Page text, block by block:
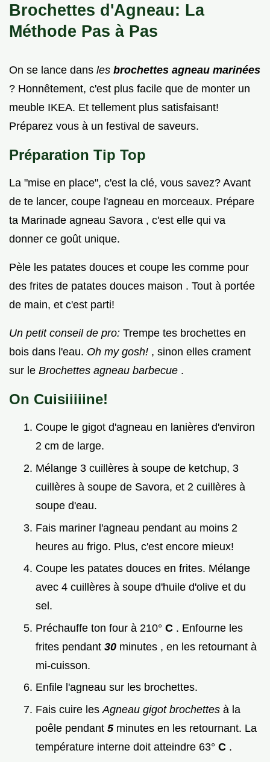
Brochettes d'Agneau: La
Méthode Pas à Pas
On se lance dans les brochettes agneau marinées
? Honnêtement, c'est plus facile que de monter un
meuble IKEA. Et tellement plus satisfaisant!
Préparez vous à un festival de saveurs.
Préparation Tip Top
La "mise en place", c'est la clé, vous savez? Avant
de te lancer, coupe l'agneau en morceaux. Prépare
ta Marinade agneau Savora , c'est elle qui va
donner ce goût unique.
Pèle les patates douces et coupe les comme pour
des frites de patates douces maison . Tout à portée
de main, et c'est parti!
Un petit conseil de pro: Trempe tes brochettes en
bois dans l'eau. Oh my gosh! , sinon elles crament
sur le Brochettes agneau barbecue .
On Cuisiiiiine!
Coupe le gigot d'agneau en lanières d'environ
2 cm de large.
Mélange 3 cuillères à soupe de ketchup, 3
cuillères à soupe de Savora, et 2 cuillères à
soupe d'eau.
Fais mariner l'agneau pendant au moins 2
heures au frigo. Plus, c'est encore mieux!
Coupe les patates douces en frites. Mélange
avec 4 cuillères à soupe d'huile d'olive et du
sel.
Préchauffe ton four à 210° C . Enfourne les
frites pendant 30 minutes , en les retournant à
mi-cuisson.
Enfile l'agneau sur les brochettes.
Fais cuire lesAgneau gigot brochettes à la
poêle pendant 5 minutes en les retournant. La
température interne doit atteindre 63° C .